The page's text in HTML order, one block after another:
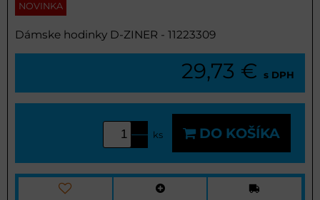
NOVINKA
Dámske hodinky D-ZINER - 11223309
29,73 € s DPH
ks DO KOŠÍKA